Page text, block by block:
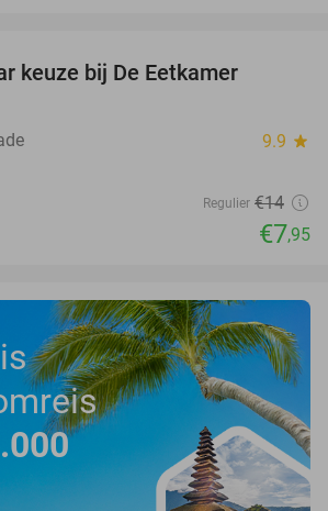
keuze bij De Eetkamer
9.9 star
Regulier €14
€7,95